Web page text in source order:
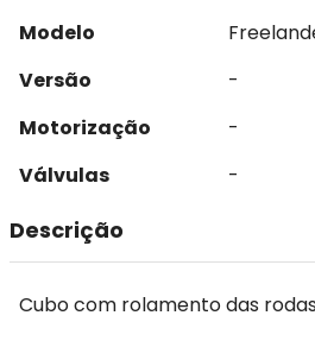
Modelo
Versão
-
Motorização
-
Válvulas
-
Descrição
Cubo com rolamento das